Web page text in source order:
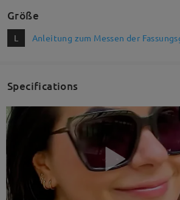
Größe
L Anleitung zum Messen der
Specifications